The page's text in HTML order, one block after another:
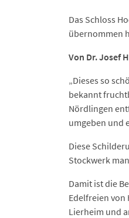
Das Schloss
übernommen
Von Dr. Josef
„Dieses so
bekannt
Nördlingen
umgeben und
Diese
Stockwerk
Damit ist die
Edelfreien von
Lierheim und